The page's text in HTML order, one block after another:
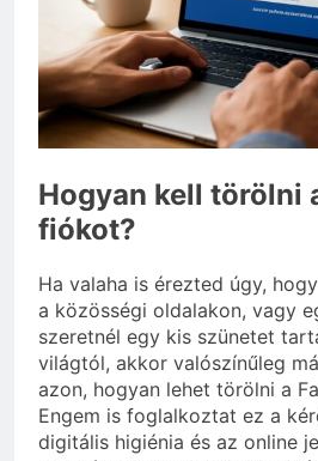
Miért
3 Nap
Hogyan kell törölni
fiókot?
Ha valaha is érezted úgy,
a közösségi oldalakon, vagy
szeretnél egy kis szünetet
világtól, akkor valószínűleg
azon, hogyan lehet törölni a
Engem is foglalkoztat ez a
digitális higiénia és az online